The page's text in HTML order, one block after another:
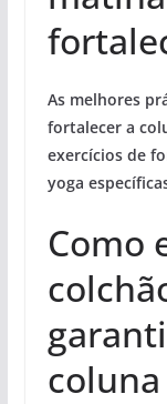
As melhores
fortalecer a
exercícios de
yoga
Como